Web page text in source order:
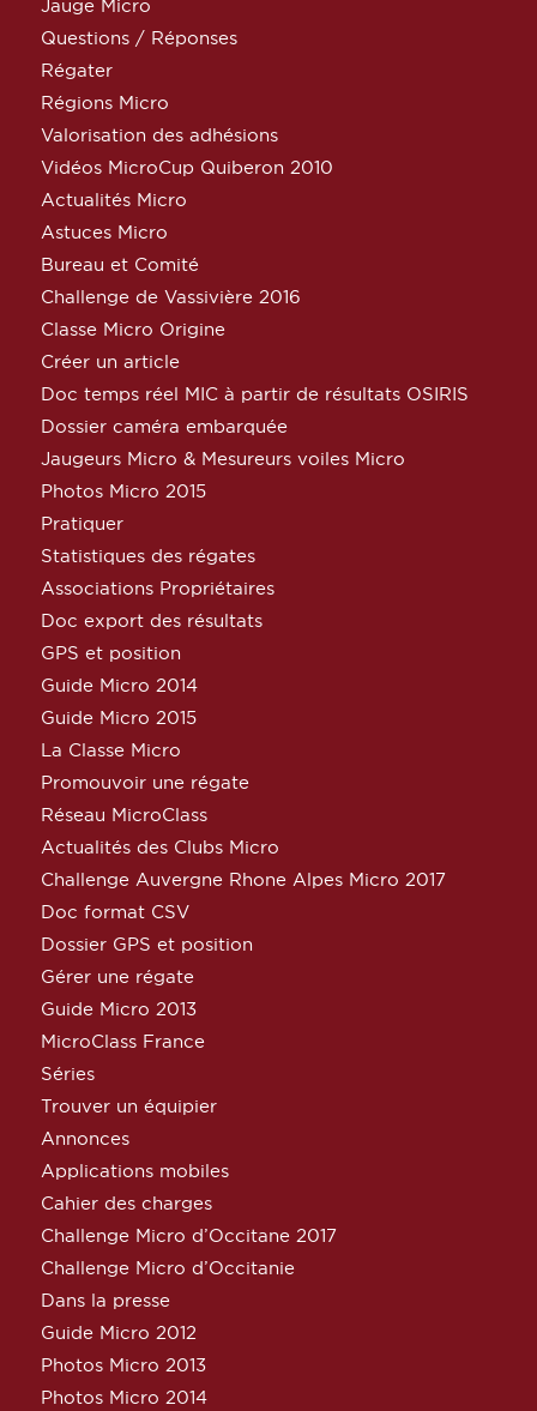
Jauge Micro
Questions / Réponses
Régater
Régions Micro
Valorisation des adhésions
Vidéos MicroCup Quiberon 2010
Actualités Micro
Astuces Micro
Bureau et Comité
Challenge de Vassivière 2016
Classe Micro Origine
Créer un article
Doc temps réel MIC à partir de résultats OSIRIS
Dossier caméra embarquée
Jaugeurs Micro & Mesureurs voiles Micro
Photos Micro 2015
Pratiquer
Statistiques des régates
Associations Propriétaires
Doc export des résultats
GPS et position
Guide Micro 2014
Guide Micro 2015
La Classe Micro
Promouvoir une régate
Réseau MicroClass
Actualités des Clubs Micro
Challenge Auvergne Rhone Alpes Micro 2017
Doc format CSV
Dossier GPS et position
Gérer une régate
Guide Micro 2013
MicroClass France
Séries
Trouver un équipier
Annonces
Applications mobiles
Cahier des charges
Challenge Micro d’Occitane 2017
Challenge Micro d’Occitanie
Dans la presse
Guide Micro 2012
Photos Micro 2013
Photos Micro 2014